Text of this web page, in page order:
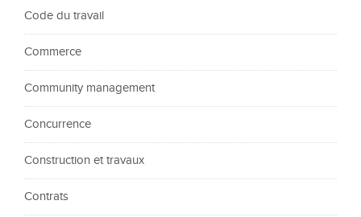
Code du travail
Commerce
Community management
Concurrence
Construction et travaux
Contrats